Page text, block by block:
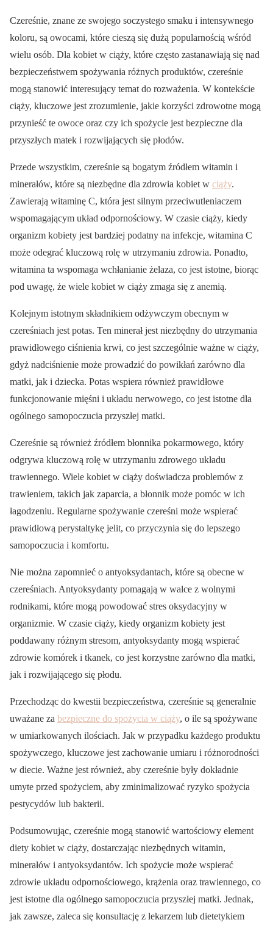
Czereśnie, znane ze swojego soczystego smaku i intensywnego
koloru, są owocami, które cieszą się dużą popularnością wśród
wielu osób. Dla kobiet w ciąży, które często zastanawiają się nad
bezpieczeństwem spożywania różnych produktów, czereśnie
mogą stanowić interesujący temat do rozważenia. W kontekście
ciąży, kluczowe jest zrozumienie, jakie korzyści zdrowotne mogą
przynieść te owoce oraz czy ich spożycie jest bezpieczne dla
przyszłych matek i rozwijających się płodów.
Przede wszystkim, czereśnie są bogatym źródłem witamin i
minerałów, które są niezbędne dla zdrowia kobiet w ciąży.
Zawierają witaminę C, która jest silnym przeciwutleniaczem
wspomagającym układ odpornościowy. W czasie ciąży, kiedy
organizm kobiety jest bardziej podatny na infekcje, witamina C
może odegrać kluczową rolę w utrzymaniu zdrowia. Ponadto,
witamina ta wspomaga wchłanianie żelaza, co jest istotne, biorąc
pod uwagę, że wiele kobiet w ciąży zmaga się z anemią.
Kolejnym istotnym składnikiem odżywczym obecnym w
czereśniach jest potas. Ten minerał jest niezbędny do utrzymania
prawidłowego ciśnienia krwi, co jest szczególnie ważne w ciąży,
gdyż nadciśnienie może prowadzić do powikłań zarówno dla
matki, jak i dziecka. Potas wspiera również prawidłowe
funkcjonowanie mięśni i układu nerwowego, co jest istotne dla
ogólnego samopoczucia przyszłej matki.
Czereśnie są również źródłem błonnika pokarmowego, który
odgrywa kluczową rolę w utrzymaniu zdrowego układu
trawiennego. Wiele kobiet w ciąży doświadcza problemów z
trawieniem, takich jak zaparcia, a błonnik może pomóc w ich
łagodzeniu. Regularne spożywanie czereśni może wspierać
prawidłową perystaltykę jelit, co przyczynia się do lepszego
samopoczucia i komfortu.
Nie można zapomnieć o antyoksydantach, które są obecne w
czereśniach. Antyoksydanty pomagają w walce z wolnymi
rodnikami, które mogą powodować stres oksydacyjny w
organizmie. W czasie ciąży, kiedy organizm kobiety jest
poddawany różnym stresom, antyoksydanty mogą wspierać
zdrowie komórek i tkanek, co jest korzystne zarówno dla matki,
jak i rozwijającego się płodu.
Przechodząc do kwestii bezpieczeństwa, czereśnie są generalnie
uważane za bezpieczne do spożycia w ciąży, o ile są spożywane
w umiarkowanych ilościach. Jak w przypadku każdego produktu
spożywczego, kluczowe jest zachowanie umiaru i różnorodności
w diecie. Ważne jest również, aby czereśnie były dokładnie
umyte przed spożyciem, aby zminimalizować ryzyko spożycia
pestycydów lub bakterii.
Podsumowując, czereśnie mogą stanowić wartościowy element
diety kobiet w ciąży, dostarczając niezbędnych witamin,
minerałów i antyoksydantów. Ich spożycie może wspierać
zdrowie układu odpornościowego, krążenia oraz trawiennego, co
jest istotne dla ogólnego samopoczucia przyszłej matki. Jednak,
jak zawsze, zaleca się konsultację z lekarzem lub dietetykiem